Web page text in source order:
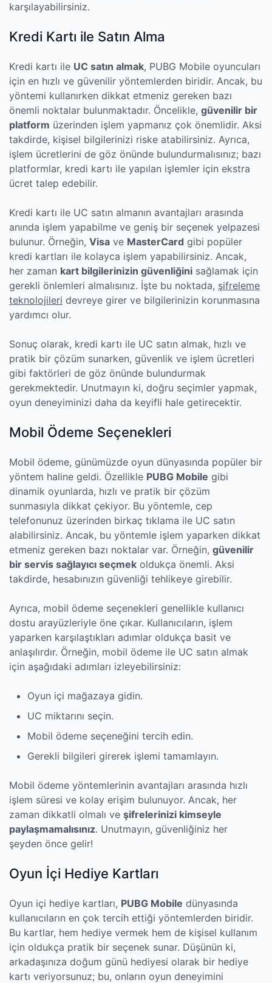
karşılayabilirsiniz.
Kredi Kartı ile Satın Alma
Kredi kartı ile UC satın almak, PUBG Mobile oyuncuları
için en hızlı ve güvenilir yöntemlerden biridir. Ancak, bu
yöntemi kullanırken dikkat etmeniz gereken bazı
önemli noktalar bulunmaktadır. Öncelikle, güvenilir bir
platform üzerinden işlem yapmanız çok önemlidir. Aksi
takdirde, kişisel bilgilerinizi riske atabilirsiniz. Ayrıca,
işlem ücretlerini de göz önünde bulundurmalısınız; bazı
platformlar, kredi kartı ile yapılan işlemler için ekstra
ücret talep edebilir.
Kredi kartı ile UC satın almanın avantajları arasında
anında işlem yapabilme ve geniş bir seçenek yelpazesi
bulunur. Örneğin, Visa ve MasterCard gibi popüler
kredi kartları ile kolayca işlem yapabilirsiniz. Ancak,
her zaman kart bilgilerinizin güvenliğini sağlamak için
gerekli önlemleri almalısınız. İşte bu noktada, şifreleme
teknolojileri devreye girer ve bilgilerinizin korunmasına
yardımcı olur.
Sonuç olarak, kredi kartı ile UC satın almak, hızlı ve
pratik bir çözüm sunarken, güvenlik ve işlem ücretleri
gibi faktörleri de göz önünde bulundurmak
gerekmektedir. Unutmayın ki, doğru seçimler yapmak,
oyun deneyiminizi daha da keyifli hale getirecektir.
Mobil Ödeme Seçenekleri
Mobil ödeme, günümüzde oyun dünyasında popüler bir
yöntem haline geldi. Özellikle PUBG Mobile gibi
dinamik oyunlarda, hızlı ve pratik bir çözüm
sunmasıyla dikkat çekiyor. Bu yöntemle, cep
telefonunuz üzerinden birkaç tıklama ile UC satın
alabilirsiniz. Ancak, bu yöntemle işlem yaparken dikkat
etmeniz gereken bazı noktalar var. Örneğin, güvenilir
bir servis sağlayıcı seçmek oldukça önemli. Aksi
takdirde, hesabınızın güvenliği tehlikeye girebilir.
Ayrıca, mobil ödeme seçenekleri genellikle kullanıcı
dostu arayüzleriyle öne çıkar. Kullanıcıların, işlem
yaparken karşılaştıkları adımlar oldukça basit ve
anlaşılırdır. Örneğin, mobil ödeme ile UC satın almak
için aşağıdaki adımları izleyebilirsiniz:
Oyun içi mağazaya gidin.
UC miktarını seçin.
Mobil ödeme seçeneğini tercih edin.
Gerekli bilgileri girerek işlemi tamamlayın.
Mobil ödeme yöntemlerinin avantajları arasında hızlı
işlem süresi ve kolay erişim bulunuyor. Ancak, her
zaman dikkatli olmalı ve şifrelerinizi kimseyle
paylaşmamalısınız. Unutmayın, güvenliğiniz her
şeyden önce gelir!
Oyun İçi Hediye Kartları
Oyun içi hediye kartları, PUBG Mobile dünyasında
kullanıcıların en çok tercih ettiği yöntemlerden biridir.
Bu kartlar, hem hediye vermek hem de kişisel kullanım
için oldukça pratik bir seçenek sunar. Düşünün ki,
arkadaşınıza doğum günü hediyesi olarak bir hediye
kartı veriyorsunuz; bu, onların oyun deneyimini